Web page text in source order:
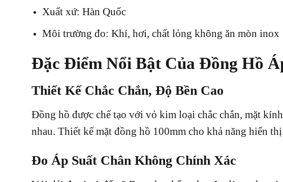
Xuất xứ: Hàn Quốc
Môi trường đo: Khí, hơi, chất lỏng không ăn mòn inox
Đặc Điểm Nổi Bật Của Đồng Hồ
Thiết Kế Chắc Chắn, Độ Bền Cao
Đồng hồ được chế tạo với vỏ kim loại chắc chắn, mặt
nhau. Thiết kế mặt đồng hồ 100mm cho khả năng hiển
Đo Áp Suất Chân Không Chính Xác